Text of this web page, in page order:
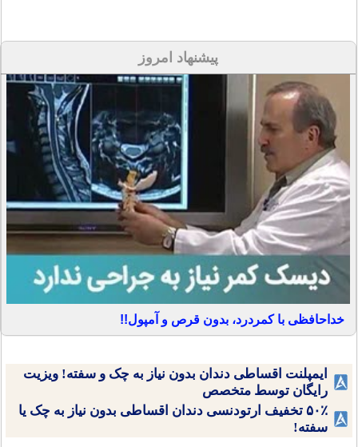
پیشنهاد امروز
خداحافظی با کمردرد، بدون قرص و آمپول!!
ایمپلنت اقساطی دندان بدون نیاز به چک و سفته! ویزیت
رایگان توسط متخصص
۵۰٪ تخفیف ارتودنسی دندان اقساطی بدون نیاز به چک یا
سفته!